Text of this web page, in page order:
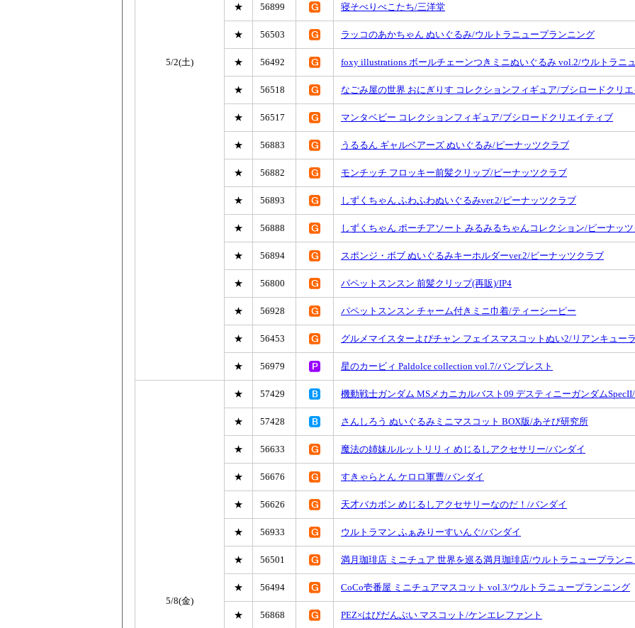
5/2(土)
★ 56899 寝そべりべこたち/三洋堂
★ 56503 ラッコのあかちゃん ぬいぐるみ/ウルトラニュープランニング
★ 56492 foxy illustrations ボールチェーンつきミニぬいぐるみ vol.2/ウルトラニ
★ 56518 なごみ屋の世界 おにぎりす コレクションフィギュア/ブシロードクリ
★ 56517 マンタベビー コレクションフィギュア/ブシロードクリエイティブ
★ 56883 うるるん ギャルベアーズ ぬいぐるみ/ピーナッツクラブ
★ 56882 モンチッチ フロッキー前髪クリップ/ピーナッツクラブ
★ 56893 しずくちゃん ふわふわぬいぐるみver.2/ピーナッツクラブ
★ 56888 しずくちゃん ポーチアソート みるみるちゃんコレクション/ピーナッ
★ 56894 スポンジ・ボブ ぬいぐるみキーホルダーver.2/ピーナッツクラブ
★ 56800 パペットスンスン 前髪クリップ(再販)/IP4
★ 56928 パペットスンスン チャーム付きミニ巾着/ティーシーピー
★ 56453 グルメマイスターよぴチャン フェイスマスコットぬい2/リアンキュー
★ 56979 星のカービィ Paldolce collection vol.7/バンプレスト
5/8(金)
★ 57429 機動戦士ガンダム MSメカニカルバスト09 デスティニーガンダム
★ 57428 さんしろう ぬいぐるみミニマスコット BOX版/あそび研究所
★ 56633 魔法の姉妹ルルットリリィ めじるしアクセサリー/バンダイ
★ 56676 すきゃらとん ケロロ軍曹/バンダイ
★ 56626 天才バカボン めじるしアクセサリーなのだ！/バンダイ
★ 56933 ウルトラマン ふぁみりーすいんぐ/バンダイ
★ 56501 満月珈琲店 ミニチュア 世界を巡る満月珈琲店/ウルトラニュープラン
★ 56494 CoCo壱番屋 ミニチュアマスコット vol.3/ウルトラニュープランニング
★ 56868 PEZ×はぴだんぶい マスコット/ケンエレファント